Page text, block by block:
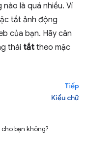
là quá nhiều. Ví
tắt ảnh động
của bạn. Hãy cân
thái tắt theo mặc
Tiếp
Kiểu chữ
bạn không?